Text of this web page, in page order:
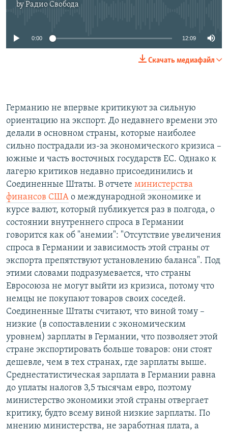
byРадио Свобода
No media source currently available
0:00 12:09
Скачать медиафайл
Германию не впервые критикуют за сильную
ориентацию на экспорт. До недавнего времени это
делали в основном страны, которые наиболее
сильно пострадали из-за экономического кризиса –
южные и часть восточных государств ЕС. Однако к
лагерю критиков недавно присоединились и
Соединенные Штаты. В отчете министерства
финансов США о международной экономике и
курсе валют, который публикуется раз в полгода, о
состоянии внутреннего спроса в Германии
говорится как об "анемии": "Отсутствие увеличения
спроса в Германии и зависимость этой страны от
экспорта препятствуют установлению баланса". Под
этими словами подразумевается, что страны
Евросоюза не могут выйти из кризиса, потому что
немцы не покупают товаров своих соседей.
Соединенные Штаты считают, что виной тому –
низкие (в сопоставлении с экономическим
уровнем) зарплаты в Германии, что позволяет этой
стране экспортировать больше товаров: они стоят
дешевле, чем в тех странах, где зарплаты выше.
Среднестатистическая зарплата в Германии равна
до уплаты налогов 3,5 тысячам евро, поэтому
министерство экономики этой страны отвергает
критику, будто всему виной низкие зарплаты. По
мнению министерства, не заработная плата, а